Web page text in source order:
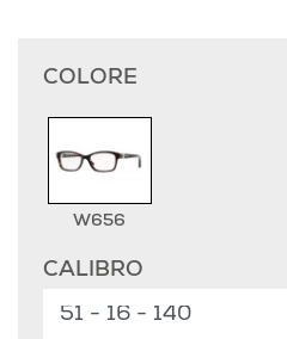
COLORE
W656
CALIBRO